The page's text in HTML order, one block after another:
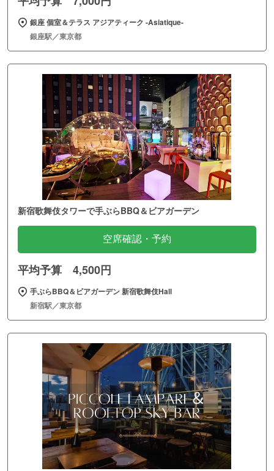
銀座 個室＆テラス アジアティーク ‐Asiatique‐
銀座駅／東京都
新宿歌舞伎タワーで手ぶらBBQ＆ビアガーデン
空席確認・予約
平均予算 4,500円
手ぶらBBQ＆ビアガーデン 新宿歌舞伎Hall
新宿駅／東京都